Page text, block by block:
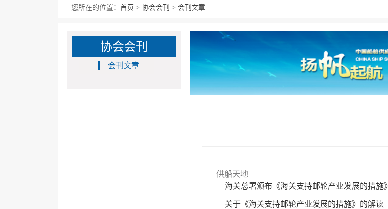
您所在的位置： 首页 > 协会会刊 > 会刊文章
协会会刊
会刊文章
供船天地
海关总署颁布《海关支持邮轮产业发展的措施》
关于《海关支持邮轮产业发展的措施》的解读